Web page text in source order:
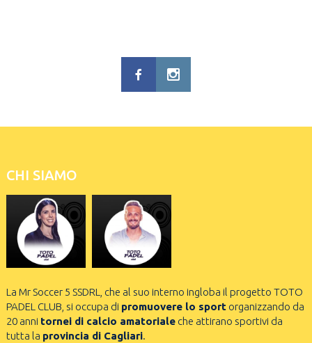
CHI SIAMO
La Mr Soccer 5 SSDRL, che al suo interno ingloba il progetto TOTO
PADEL CLUB, si occupa di promuovere lo sportorganizzando da
20 anni tornei di calcio amatorialeche attirano sportivi da
tutta la provincia di Cagliari.